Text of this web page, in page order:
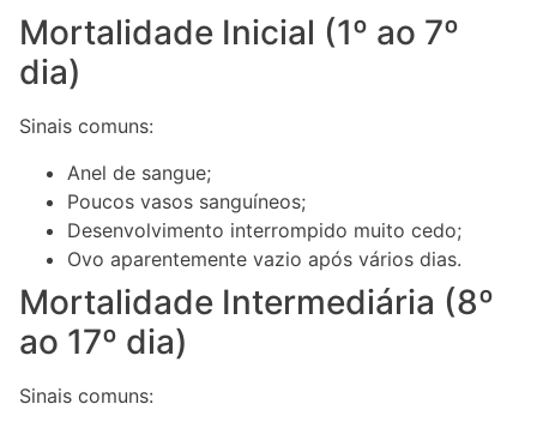
Mortalidade Inicial (1º ao 7º
dia)
Sinais comuns:
Anel de sangue;
Poucos vasos sanguíneos;
Desenvolvimento interrompido muito cedo;
Ovo aparentemente vazio após vários dias.
Mortalidade Intermediária (8º
ao 17º dia)
Sinais comuns: